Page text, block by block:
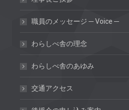
職員のメッセージ ─ Voice ─
わらしべ舎の理念
わらしべ舎のあゆみ
交通アクセス